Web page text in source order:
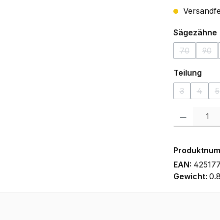
Sägezähne
70
(Diese
90
Teilung
3
(Diese
4 5
Produkt
EAN:
Gewicht: